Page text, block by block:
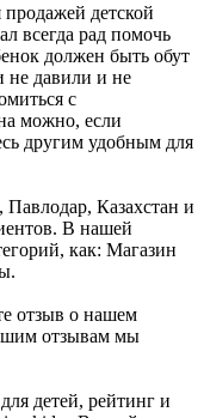
детской
всегда рад помочь
должен быть обут
не давили и не
с
можно, если
другим удобным для
Казахстан и
В нашей
как: Магазин
отзыв о нашем
отзывам мы
детей, рейтинг и